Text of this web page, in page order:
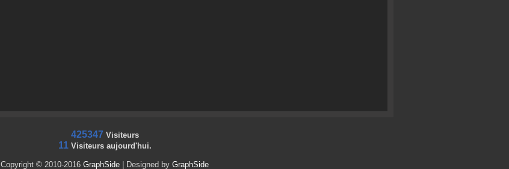
425347 Visiteurs
11Visiteurs aujourd'hui.
Copyright © 2010-2016 GraphSide | Designed by GraphSide